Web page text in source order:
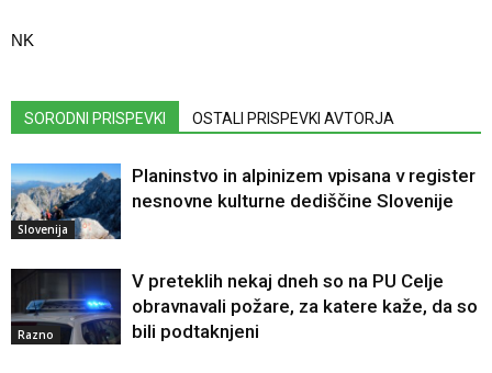
NK
SORODNI PRISPEVKI OSTALI PRISPEVKI AVTORJA
Slovenija
Planinstvo in alpinizem vpisana v register
nesnovne kulturne dediščine Slovenije
Razno
V preteklih nekaj dneh so na PU Celje
obravnavali požare, za katere kaže, da so
bili podtaknjeni